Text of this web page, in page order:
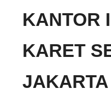
KANTOR
KARET